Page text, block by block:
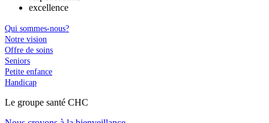
excellence
Qui sommes-nous?
Notre vision
Offre de soins
Seniors
Petite enfance
Handicap
Le groupe santé CHC